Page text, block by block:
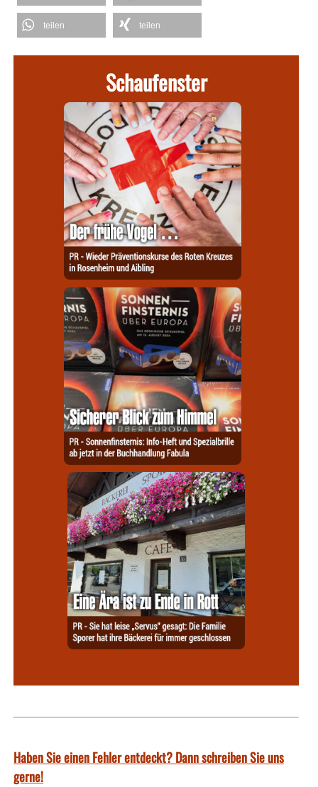
teilen teilen
Schaufenster
Haben Sie einen Fehler entdeckt? Dann schreiben Sie uns
gerne!